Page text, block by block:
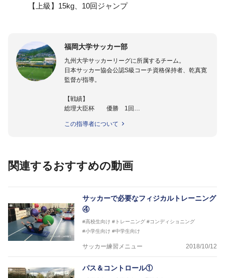
【上級】15kg、10回ジャンプ
福岡大学サッカー部
九州大学サッカーリーグに所属するチーム。
日本サッカー協会公認S級コーチ資格保持者、乾真寛
監督が指導。
【戦績】
総理大臣杯 優勝 1回
大学選手権 準優勝 3回
（※2018年3月
この指導者について
関連するおすすめの動画
サッカーで必要なフィジカルトレーニング
④
#高校生向け #トレーニング #コンディショニング
#小学生向け #中学生向け
サッカー練習メニュー 2018/10/12
パス＆コントロール①